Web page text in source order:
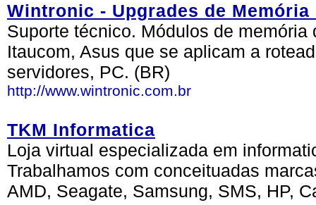
Wintronic - Upgrades de
Suporte técnico. Módulos de
Itaucom, Asus que se aplicam a
servidores, PC. (BR)
http://www.wintronic.com.br
TKM Informatica
Loja virtual especializada em
Trabalhamos com conceituadas
AMD, Seagate, Samsung, SMS, HP,